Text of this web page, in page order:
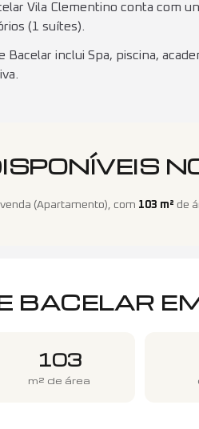
Vila Clementino conta com
(1 suítes).
inclui Spa, piscina,
(Apartamento), com 103 m² de
BACELAR
m² de área
103